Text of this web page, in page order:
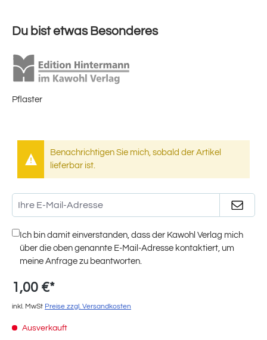
Du bist etwas Besonderes
Pflaster
Benachrichtigen Sie mich, sobald der Artikel
lieferbar ist.
Ich bin damit einverstanden, dass der Kawohl Verlag mich
über die oben genannte E-Mail-Adresse kontaktiert, um
meine Anfrage zu beantworten.
1,00 €*
inkl. MwSt Preise zzgl. Versandkosten
Ausverkauft